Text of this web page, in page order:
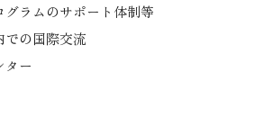
グラムのサポート体制等
での国際交流
ター